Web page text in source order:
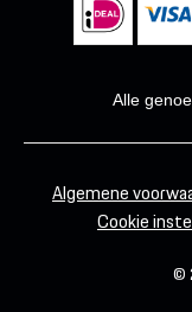
Alle
Algemene
Cookie
©